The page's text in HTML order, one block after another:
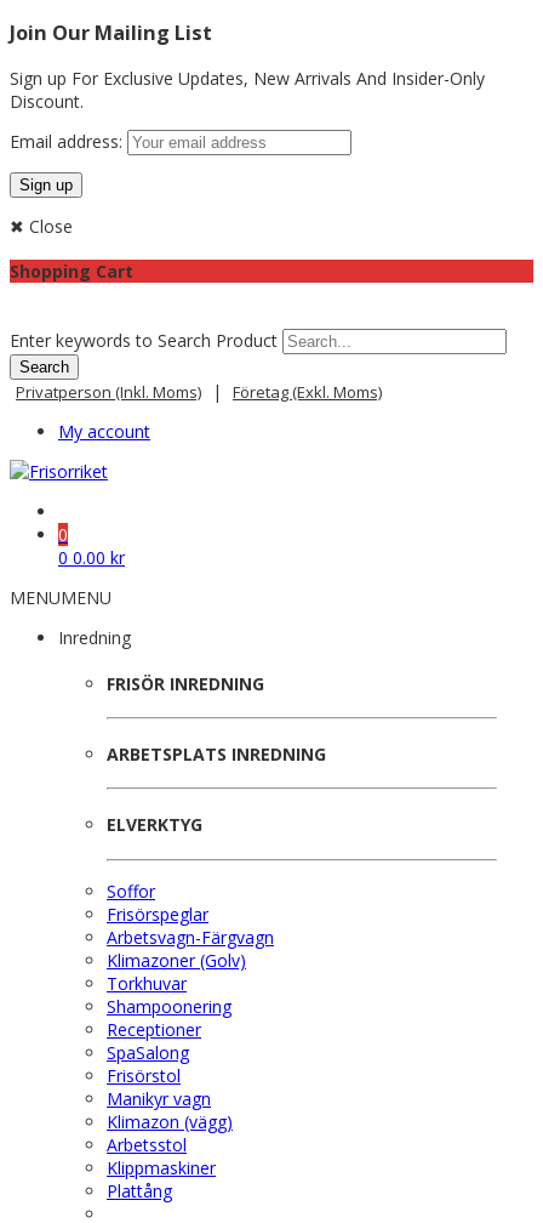
Join Our Mailing List
Sign up For Exclusive Updates, New Arrivals And Insider-Only
Discount.
Email address:
✖ Close
Shopping Cart
Enter keywords to Search Product
Privatperson (inkl. Moms) | Företag (exkl. Moms)
My account
0
0 0.00 kr
MENUMENU
Inredning
FRISÖR INREDNING
ARBETSPLATS INREDNING
ELVERKTYG
Soffor
Frisörspeglar
Arbetsvagn-Färgvagn
Klimazoner (Golv)
Torkhuvar
Shampoonering
Receptioner
SpaSalong
Frisörstol
Manikyr vagn
Klimazon (vägg)
Arbetsstol
Klippmaskiner
Plattång